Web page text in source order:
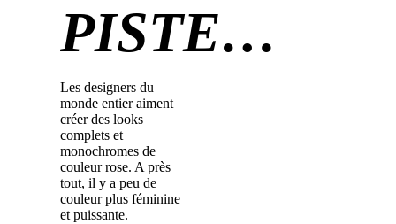
PISTE…
Les designers du
monde entier aiment
créer des looks
complets et
monochromes de
couleur rose. A près
tout, il y a peu de
couleur plus féminine
et puissante.